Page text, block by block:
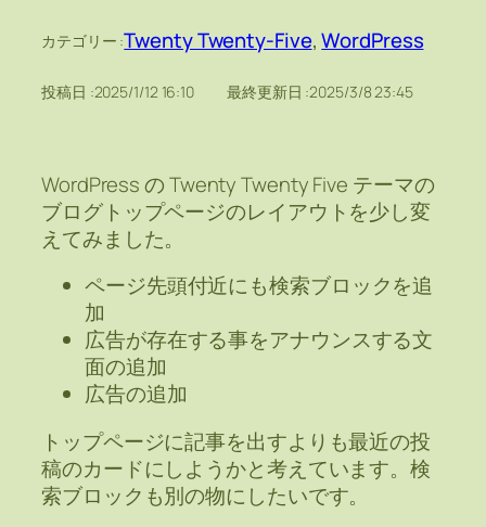
カテゴリー :Twenty Twenty-Five, WordPress
投稿日 :2025/1/12 16:10 最終更新日 :2025/3/8 23:45
WordPress の Twenty Twenty Five テーマの
ブログトップページのレイアウトを少し変
えてみました。
ページ先頭付近にも検索ブロックを追
加
広告が存在する事をアナウンスする文
面の追加
広告の追加
トップページに記事を出すよりも最近の投
稿のカードにしようかと考えています。検
索ブロックも別の物にしたいです。